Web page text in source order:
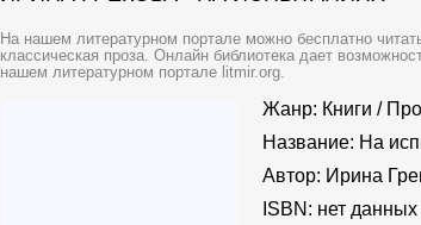
На нашем литературном портале можно бесплатно
классическая проза. Онлайн библиотека дает
нашем литературном портале litmir.org.
Жанр: Книги /
Название: На
Автор: Ирина
ISBN: нет данных